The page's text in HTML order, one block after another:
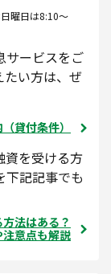
曜日は8:10～
サービスをご
い方は、ぜ
貸付条件）
資を受ける方
下記記事でも
法はある？
意点も解説